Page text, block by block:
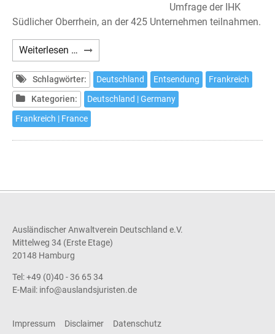
Umfrage der IHK
Südlicher Oberrhein, an der 425 Unternehmen teilnahmen.
Weiterlesen … Entsendung
nach
Frankreich
mit
Hürden
Schlagwörter: Deutschland Entsendung
Frankreich
Kategorien:
Deutschland | Germany
Frankreich | France
Ausländischer Anwaltverein Deutschland e.V.
Mittelweg 34 (Erste Etage)
20148 Hamburg
Tel: +49 (0)40 - 36 65 34
E-Mail: info@auslandsjuristen.de
Impressum Disclaimer Datenschutz